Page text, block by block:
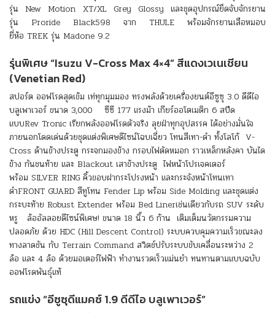
รุ่น New Motion XT/XL Grey Glossy และชุดอุปกรณ์ยึดจับจักรยาน
รุ่น Proride Black598 จาก THULE พร้อมจักรยานเสือหมอบ
ยี่ห้อ TREK รุ่น Madone 9.2
รุ่นพิเศษ “Isuzu V-Cross Max 4×4” สีแดงเวเนเชียน
(Venetian Red)
สปอร์ต ออฟโรดสุดเข้ม เท่ทุกมุมมอง ทรงพลังด้วยเครื่องยนต์อีซูซุ 3.0 ดีดีไอ
บลูเพาเวอร์ ขนาด 3,000 ซีซี 177 แรงม้า เกียร์ออโตเมติก 6 สปีด
แบบRev Tronic เรียกพลังออฟโรดตัวจริง ลุยฝ่าทุกอุปสรรค ได้อย่างมั่นใจ
ภายนอกโดดเด่นด้วยชุดแต่งพิเศษดีไซน์โฉบเฉี่ยว โทนสีเทา-ดำ ทั้งโลโก้ V-
Cross ด้านข้างประตู กระจกมองข้าง กรอบไฟตัดหมอก ราวเหล็กหลังคา บันได
ข้าง กันชนท้าย และ Blackout เสาข้างประตู ไฟหน้าโปรเจคเตอร์
พร้อม SILVER RING คิ้วขอบฝากระโปรงหน้า และกระจังหน้าโทนเทา
ดำFRONT GUARD สีทูโทน Fender Lip พร้อม Side Molding และชุดแต่ง
กระบะท้าย Robust Extender พร้อม Bed Linerเช่นเดียวกับรถ SUV ระดับ
หรู ล้ออัลลอยดีไซน์พิเศษ! ขนาด 18 นิ้ว 6 ก้าน เติมเต็มนวัตกรรมความ
ปลอดภัย ด้วย HDC (Hill Descent Control) ระบบควบคุมความเร็วขณะลง
ทางลาดชัน กับ Terrain Command สวิตช์ปรับระบบขับเคลื่อนระหว่าง 2
ล้อ และ 4 ล้อ ด้วยมอเตอร์ไฟฟ้า ทำงานรวดเร็วแม่นยำ ทนทานตามแบบฉบับ
ออฟโรดพันธุ์แท้
รถแข่ง“อีซูซุดีแมคซ์ 1.9 ดีดีไอ บลูเพาเวอร์”